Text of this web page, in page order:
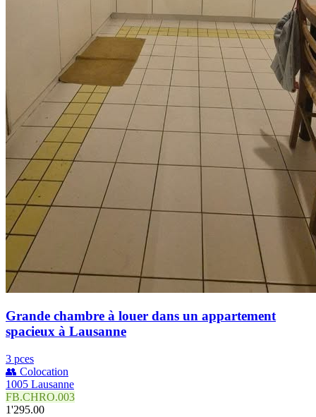
Grande chambre à louer dans un appartement
spacieux à Lausanne
3 pces
👥 Colocation
1005 Lausanne
FB.CHRO.003
1'295.00